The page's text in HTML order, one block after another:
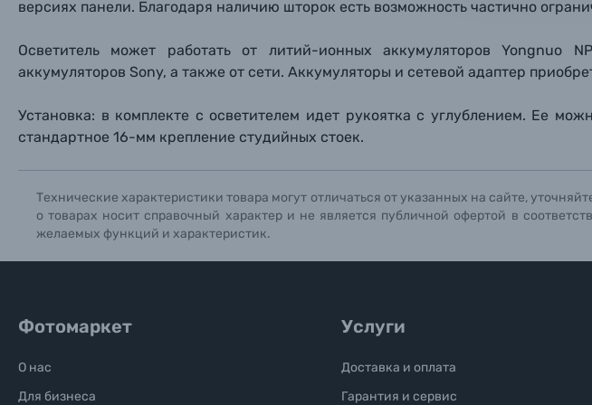
Солнцезащитные очки
Б/У фототехника (Комиссионные товары)
Уценённые товары
версиях панели. Благодаря наличию шторок есть возможность частично
Осветитель может работать от литий-ионных аккумуляторов Yongnuo
аккумуляторов Sony, а также от сети. Аккумуляторы и сетевой адаптер
Установка: в комплекте с осветителем идет рукоятка с углублением. Ее
стандартное 16-мм крепление студийных стоек.
Технические характеристики товара могут отличаться от указанных на сайте,
о товарах носит справочный характер и не является публичной офертой в
желаемых функций и характеристик.
Фотомаркет
О нас
Для бизнеса
Услуги
Доставка и оплата
Гарантия и сервис